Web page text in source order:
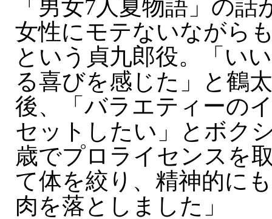
「男女7人夏物語」の
女性にモテないながら
という貞九郎役。「い
る喜びを感じた」と鶴
後、「バラエティーの
セットしたい」とボク
歳でプロライセンスを
て体を絞り、精神的に
肉を落としました」